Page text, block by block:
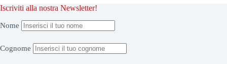
Iscriviti alla nostra Newsletter!
Nome
Cognome